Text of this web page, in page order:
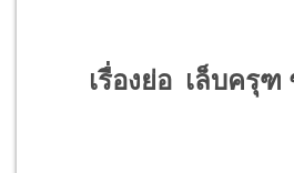
เรื่องย่อ เล็บครุฑ